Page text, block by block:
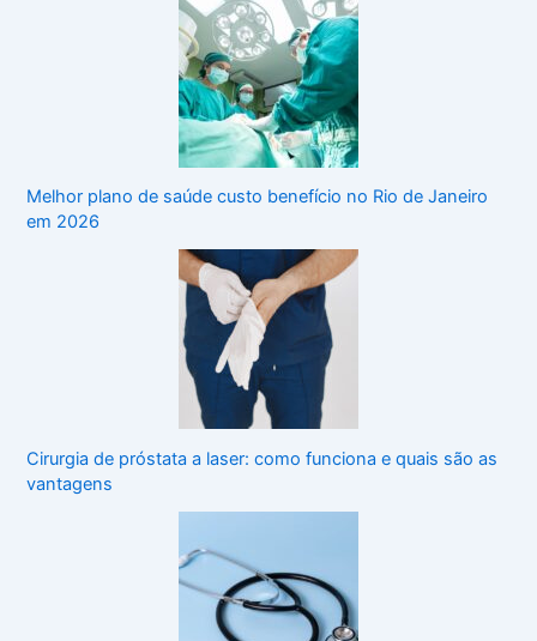
Melhor plano de saúde custo benefício no Rio de Janeiro
em 2026
Cirurgia de próstata a laser: como funciona e quais são as
vantagens